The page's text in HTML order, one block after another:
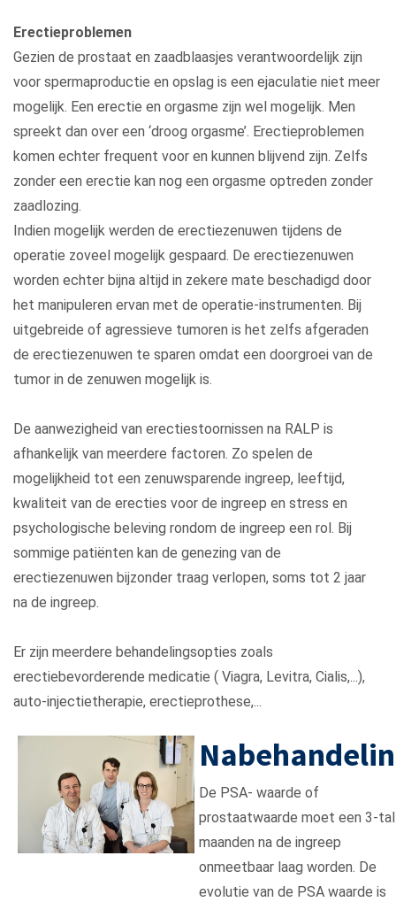
Erectieproblemen
Gezien de prostaat en zaadblaasjes verantwoordelijk zijn
voor spermaproductie en opslag is een ejaculatie niet meer
mogelijk. Een erectie en orgasme zijn wel mogelijk. Men
spreekt dan over een ‘droog orgasme’. Erectieproblemen
komen echter frequent voor en kunnen blijvend zijn. Zelfs
zonder een erectie kan nog een orgasme optreden zonder
zaadlozing.
Indien mogelijk werden de erectiezenuwen tijdens de
operatie zoveel mogelijk gespaard. De erectiezenuwen
worden echter bijna altijd in zekere mate beschadigd door
het manipuleren ervan met de operatie-instrumenten. Bij
uitgebreide of agressieve tumoren is het zelfs afgeraden
de erectiezenuwen te sparen omdat een doorgroei van de
tumor in de zenuwen mogelijk is.
De aanwezigheid van erectiestoornissen na RALP is
afhankelijk van meerdere factoren. Zo spelen de
mogelijkheid tot een zenuwsparende ingreep, leeftijd,
kwaliteit van de erecties voor de ingreep en stress en
psychologische beleving rondom de ingreep een rol. Bij
sommige patiënten kan de genezing van de
erectiezenuwen bijzonder traag verlopen, soms tot 2 jaar
na de ingreep.
Er zijn meerdere behandelingsopties zoals
erectiebevorderende medicatie ( Viagra, Levitra, Cialis,...),
auto-injectietherapie, erectieprothese,...
De PSA- waarde of
prostaatwaarde moet een 3-tal
maanden na de ingreep
onmeetbaar laag worden. De
evolutie van de PSA waarde is